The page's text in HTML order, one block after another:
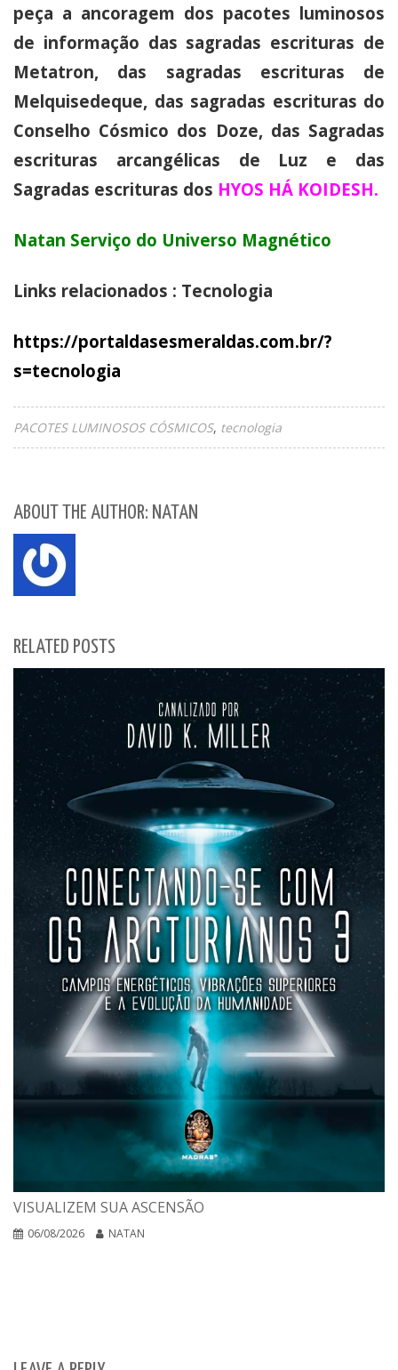
peça a ancoragem dos pacotes luminosos
de informação das sagradas escrituras de
Metatron, das sagradas escrituras de
Melquisedeque, das sagradas escrituras do
Conselho Cósmico dos Doze, das Sagradas
escrituras arcangélicas de Luz e das
Sagradas escrituras dos HYOS HÁ KOIDESH.
Natan Serviço do Universo Magnético
Links relacionados : Tecnologia
https://portaldasesmeraldas.com.br/?
s=tecnologia
PACOTES LUMINOSOS CÓSMICOS tecnologia
ABOUT THE AUTHOR: NATAN
RELATED POSTS
VISUALIZEM SUA ASCENSÃO
06/08/2026 NATAN